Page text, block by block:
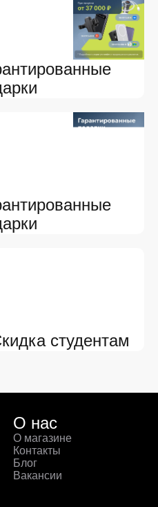
студентам
О нас
О магазине
Контакты
Блог
Вакансии